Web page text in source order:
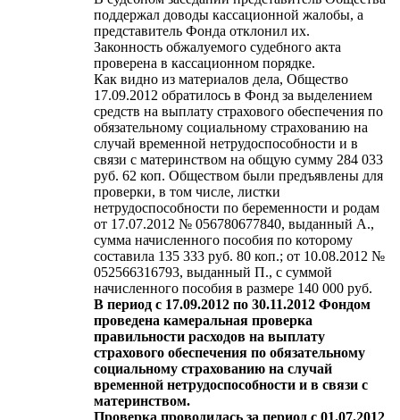
поддержал доводы кассационной жалобы, а
представитель Фонда отклонил их.
Законность обжалуемого судебного акта
проверена в кассационном порядке.
Как видно из материалов дела, Общество
17.09.2012 обратилось в Фонд за выделением
средств на выплату страхового обеспечения по
обязательному социальному страхованию на
случай временной нетрудоспособности и в
связи с материнством на общую сумму 284 033
руб. 62 коп. Обществом были предъявлены для
проверки, в том числе, листки
нетрудоспособности по беременности и родам
от 17.07.2012 № 056780677840, выданный А.,
сумма начисленного пособия по которому
составила 135 333 руб. 80 коп.; от 10.08.2012 №
052566316793, выданный П., с суммой
начисленного пособия в размере 140 000 руб.
В период с 17.09.2012 по 30.11.2012 Фондом
проведена камеральная проверка
правильности расходов на выплату
страхового обеспечения по обязательному
социальному страхованию на случай
временной нетрудоспособности и в связи с
материнством.
Проверка проводилась за период с 01.07.2012